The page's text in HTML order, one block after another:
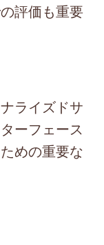
評価も重要
ライズドサ
ーフェース
めの重要な